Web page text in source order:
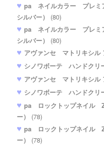
pa ネイルカラー プレミ
シルバー）
(80)
pa ネイルカラー プレミ
シルバー）
(80)
アヴァンセ マトリキシル
シノワボーテ ハンドク
アヴァンセ マトリキシル
シノワボーテ ハンドク
pa ロックトップネイル
ー）
(78)
pa ロックトップネイル
ー）
(78)